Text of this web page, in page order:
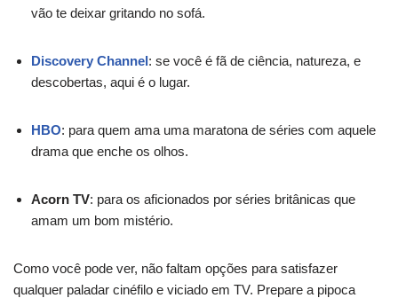
vão te deixar gritando no sofá.
Discovery Channel: se você é fã de ciência, natureza, e
descobertas, aqui é o lugar.
HBO: para quem ama uma maratona de séries com aquele
drama que enche os olhos.
Acorn TV: para os aficionados por séries britânicas que
amam um bom mistério.
Como você pode ver, não faltam opções para satisfazer
qualquer paladar cinéfilo e viciado em TV. Prepare a pipoca